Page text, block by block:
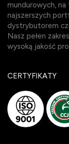
mundurowych,
najszerszych
dystrybutorem
Nasz pełen
wysoką jakość
CERTYFIKATY